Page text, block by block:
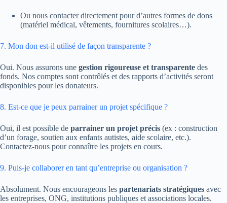
Ou nous contacter directement pour d’autres formes de dons
(matériel médical, vêtements, fournitures scolaires…).
7. Mon don est-il utilisé de façon transparente ?
Oui. Nous assurons une gestion rigoureuse et transparente des
fonds. Nos comptes sont contrôlés et des rapports d’activités seront
disponibles pour les donateurs.
8. Est-ce que je peux parrainer un projet spécifique ?
Oui, il est possible de parrainer un projet précis (ex : construction
d’un forage, soutien aux enfants autistes, aide scolaire, etc.).
Contactez-nous pour connaître les projets en cours.
9. Puis-je collaborer en tant qu’entreprise ou organisation ?
Absolument. Nous encourageons les partenariats stratégiques avec
les entreprises, ONG, institutions publiques et associations locales.